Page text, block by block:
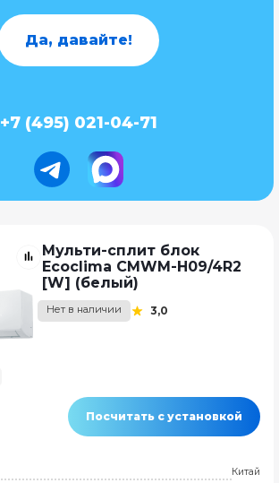
Да, давайте!
+7 (495) 021-04-71
Мульти-сплит блок
Ecoclima CMWM-H09/4R2
[W] (белый)
Нет в наличии 3,0
Посчитать с установкой
Китай